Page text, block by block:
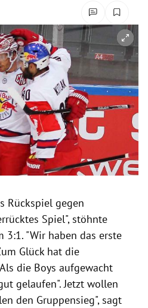
Rückspiel gegen
Spiel", stöhnte
3:1. "Wir haben das erste
Glück hat die
die Boys aufgewacht
gelaufen". Jetzt wollen
den Gruppensieg", sagt